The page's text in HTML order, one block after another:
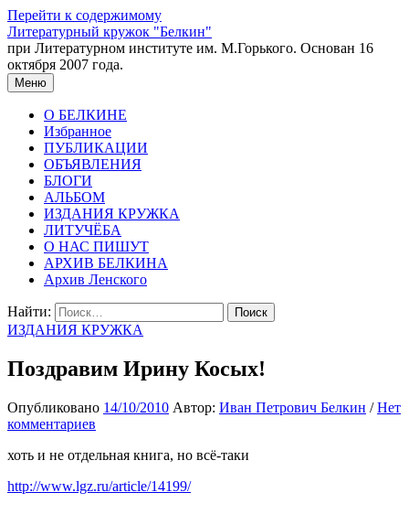
Перейти к содержимому
Литературный кружок "Белкин"
при Литературном институте им. М.Горького. Основан 16
октября 2007 года.
Меню
О БЕЛКИНЕ
Избранное
ПУБЛИКАЦИИ
ОБЪЯВЛЕНИЯ
БЛОГИ
АЛЬБОМ
ИЗДАНИЯ КРУЖКА
ЛИТУЧЁБА
О НАС ПИШУТ
АРХИВ БЕЛКИНА
Архив Ленского
Найти:
ИЗДАНИЯ КРУЖКА
Поздравим Ирину Косых!
Опубликовано 14/10/2010 Автор: Иван Петрович Белкин /Нет
комментариев
хоть и не отдельная книга, но всё-таки
http://www.lgz.ru/article/14199/